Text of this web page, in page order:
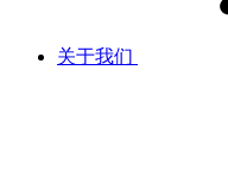
关于我们